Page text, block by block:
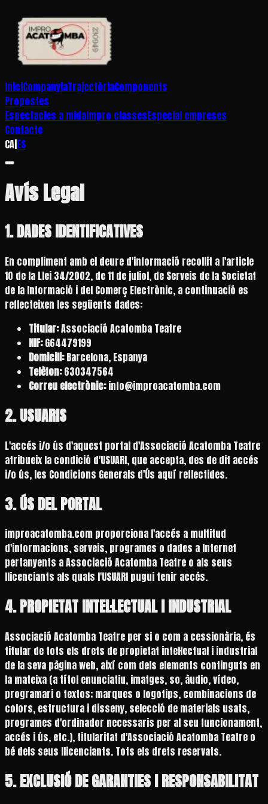
IniciCompanyiaTrajectòriaComponents
Propostes
Espectacles a midaImpro classesEspecial empreses
Contacte
CA|ES
Avís Legal
1. DADES IDENTIFICATIVES
En compliment amb el deure d'informació recollit a l'article
10 de la Llei 34/2002, de 11 de juliol, de Serveis de la Societat
de la Informació i del Comerç Electrònic, a continuació es
reflecteixen les següents dades:
Titular:Associació Acatomba Teatre
NIF:G64479199
Domicili:Barcelona, Espanya
Telèfon:630347564
Correu electrònic:info@improacatomba.com
2. USUARIS
L'accés i/o ús d'aquest portal d'Associació Acatomba Teatre
atribueix la condició d'USUARI, que accepta, des de dit accés
i/o ús, les Condicions Generals d'Ús aquí reflectides.
3. ÚS DEL PORTAL
improacatomba.com proporciona l'accés a multitud
d'informacions, serveis, programes o dades a Internet
pertanyents a Associació Acatomba Teatre o als seus
llicenciants als quals l'USUARI pugui tenir accés.
4. PROPIETAT INTEL·LECTUAL I INDUSTRIAL
Associació Acatomba Teatre per si o com a cessionària, és
titular de tots els drets de propietat intel·lectual i industrial
de la seva pàgina web, així com dels elements continguts en
la mateixa (a títol enunciatiu, imatges, so, àudio, vídeo,
programari o textos; marques o logotips, combinacions de
colors, estructura i disseny, selecció de materials usats,
programes d'ordinador necessaris per al seu funcionament,
accés i ús, etc.), titularitat d'Associació Acatomba Teatre o
bé dels seus llicenciants. Tots els drets reservats.
5. EXCLUSIÓ DE GARANTIES I RESPONSABILITAT